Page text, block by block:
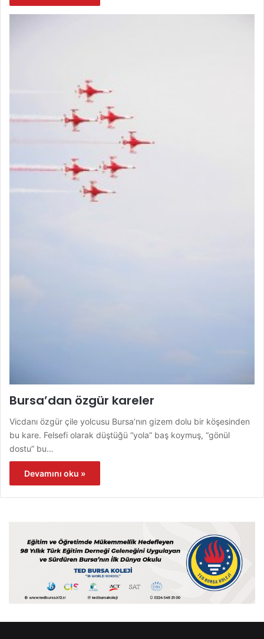
Bursa’dan özgür kareler
Vicdanı özgür çile yolcusu Bursa’nın gizem dolu bir köşesinden
bu kare. Felsefi olarak düştüğü “yola” baş koymuş, “gönül
dostu” bu…
Devamını oku »